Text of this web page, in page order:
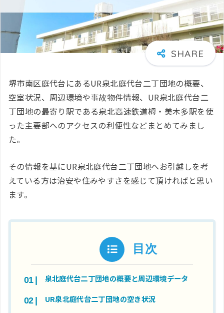
堺市南区庭代台にあるUR泉北庭代台二丁団地の概要、
空室状況、周辺環境や事故物件情報、UR泉北庭代台二
丁団地の最寄り駅である泉北高速鉄道栂・美木多駅を使
った主要部へのアクセスの利便性などまとめてみまし
た。
その情報を基にUR泉北庭代台二丁団地へお引越しを考
えている方は治安や住みやすさを感じて頂ければと思い
ます。
目次
泉北庭代台二丁団地の概要と周辺環境データ
UR泉北庭代台二丁団地の空き状況